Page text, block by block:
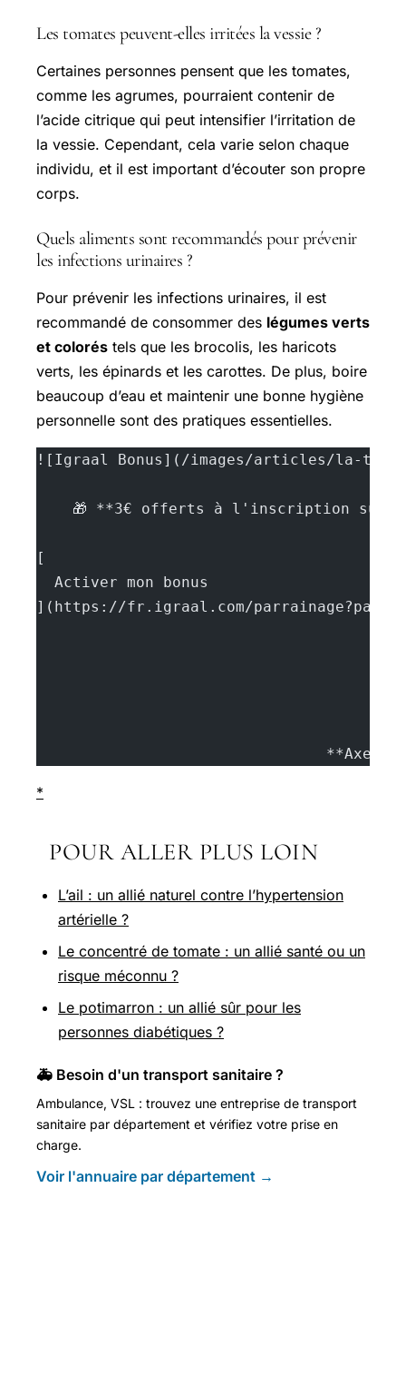
Les tomates peuvent-elles irritées la vessie ?
Certaines personnes pensent que les tomates,
comme les agrumes, pourraient contenir de
l’acide citrique qui peut intensifier l’irritation de
la vessie. Cependant, cela varie selon chaque
individu, et il est important d’écouter son propre
corps.
Quels aliments sont recommandés pour prévenir
les infections urinaires ?
Pour prévenir les infections urinaires, il est
recommandé de consommer des légumes verts
et colorés tels que les brocolis, les haricots
verts, les épinards et les carottes. De plus, boire
beaucoup d’eau et maintenir une bonne hygiène
personnelle sont des pratiques essentielles.
![Igraal Bonus](/images/articles/la-
🎁 **3€ offerts à l'inscription sur
[
  Activer mon bonus
](https://fr.igraal.com/
**Axel
*
POUR ALLER PLUS LOIN
L’ail : un allié naturel contre l’hypertension
artérielle ?
Le concentré de tomate : un allié santé ou un
risque méconnu ?
Le potimarron : un allié sûr pour les
personnes diabétiques ?
🚑 Besoin d'un transport sanitaire ?
Ambulance, VSL : trouvez une entreprise de transport
sanitaire par département et vérifiez votre prise en
charge.
Voir l'annuaire par département →